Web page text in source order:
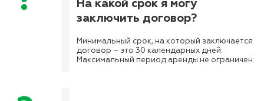
На какой срок я могу
заключить договор?
Минимальный срок, на который заключается
договор – это 30 календарных дней.
Максимальный период аренды не ограничен.